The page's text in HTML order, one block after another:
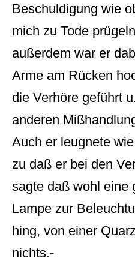
Beschuldigung wie
mich zu Tode
außerdem war er
Arme am Rücken
die Verhöre geführt
anderen
Auch er leugnete
zu daß er bei den
sagte daß wohl eine
Lampe zur
hing, von einer
nichts.-